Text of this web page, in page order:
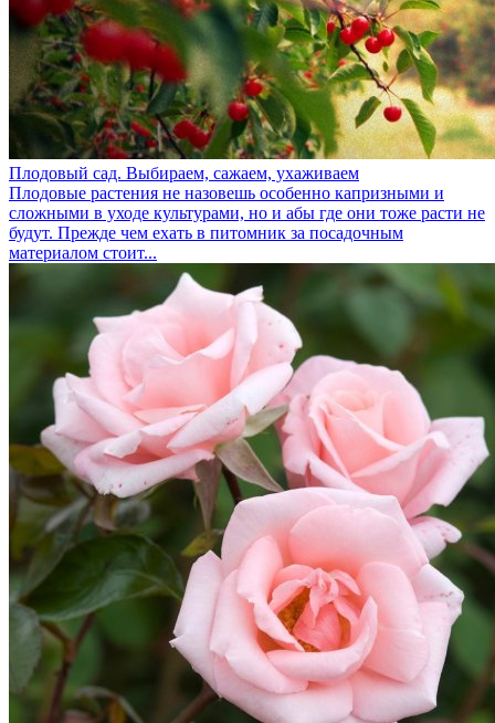
Плодовый сад. Выбираем, сажаем, ухаживаем
Плодовые растения не назовешь особенно капризными и
сложными в уходе культурами, но и абы где они тоже расти не
будут. Прежде чем ехать в питомник за посадочным
материалом стоит...